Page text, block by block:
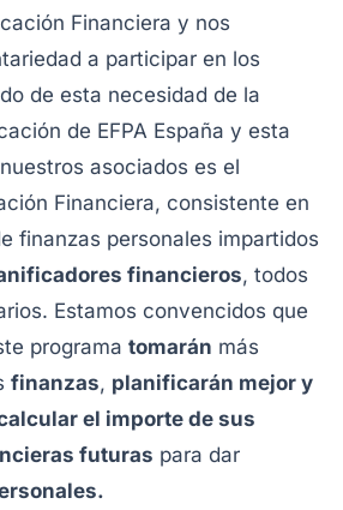
Financiera y nos
a participar en los
de esta necesidad de la
de EFPA España y esta
asociados es el
Financiera, consistente en
finanzas personales impartidos
financieros, todos
Estamos convencidos que
programa tomarán más
finanzas, planificarán mejor y
el importe de sus
futuras para dar